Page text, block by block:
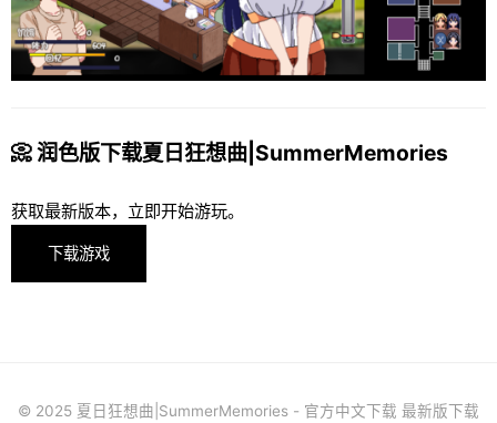
📀 润色版下载夏日狂想曲|SummerMemories
获取最新版本，立即开始游玩。
下载游戏
© 2025 夏日狂想曲|SummerMemories - 官方中文下载 最新版下载